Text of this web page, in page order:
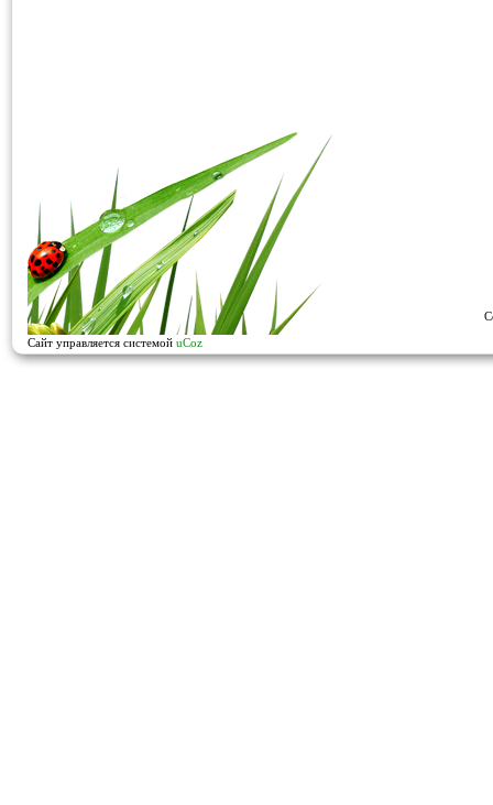
Сайт управляется системой uCoz